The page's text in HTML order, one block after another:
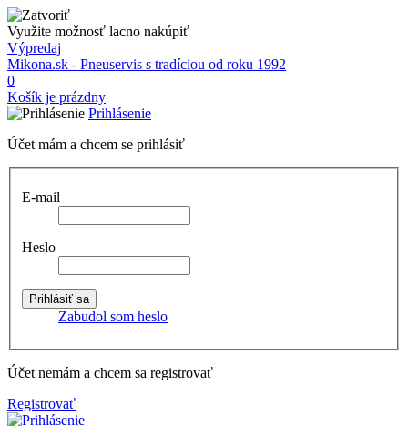
Využite možnosť lacno nakúpiť
Výpredaj
Mikona.sk - Pneuservis s tradíciou od roku 1992
0
Košík je prázdny
Prihlásenie
Účet mám a chcem se prihlásiť
E-mail
Heslo
Zabudol som heslo
Účet nemám a chcem sa registrovať
Registrovať